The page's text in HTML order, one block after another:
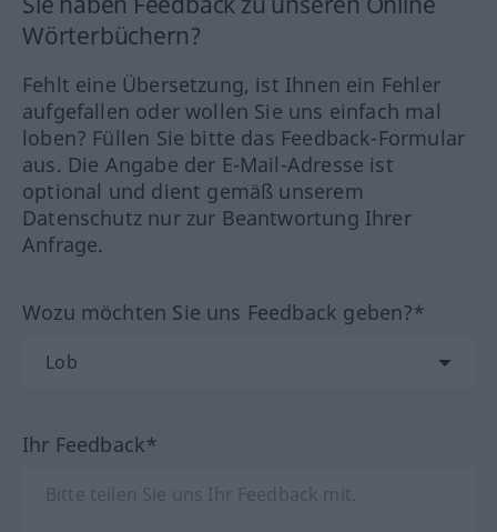
Wörterbüchern?
Fehlt eine Übersetzung, ist Ihnen ein Fehler
aufgefallen oder wollen Sie uns einfach mal
loben? Füllen Sie bitte das Feedback-Formular
aus. Die Angabe der E-Mail-Adresse ist
optional und dient gemäß unserem
Datenschutz nur zur Beantwortung Ihrer
Anfrage.
Wozu möchten Sie uns Feedback geben?*
Ihr Feedback*